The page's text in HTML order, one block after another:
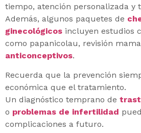
tiempo, atención personalizada y
Además, algunos paquetes de
ginecológicos incluyen estudios
como papanicolau, revisión
anticonceptivos.
Recuerda que la prevención
económica que el tratamiento.
Un diagnóstico temprano de
o problemas de infertilidad
complicaciones a futuro.